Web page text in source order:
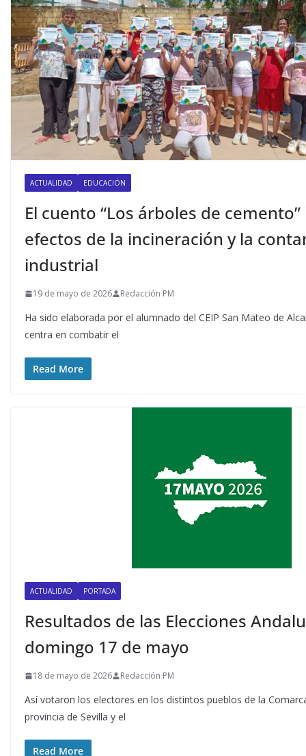
ACTUALIDAD EDUCACIÓN
El cuento “Los árboles de
efectos de la incineración y la
industrial
19 de mayo de 2026 Redacción PM
Ha sido elaborada por el alumnado del CEIP San Mateo de
centra en combatir el
Read More
ACTUALIDAD PORTADA
Resultados de las Elecciones
domingo 17 de mayo
18 de mayo de 2026 Redacción PM
Así votaron los electores en los distintos pueblos de la
provincia de Sevilla y el
Read More